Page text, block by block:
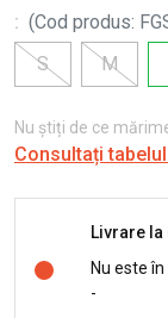
: (Cod produs:
S
M
Nu știți de ce
Consultați
Livrare
Nu este
-